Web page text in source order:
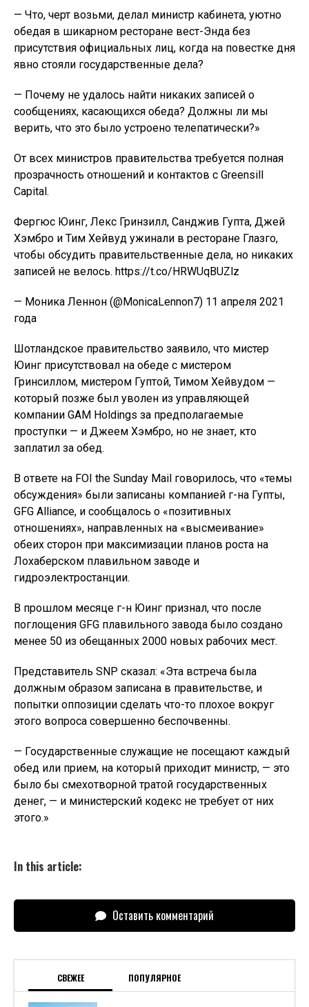
— Что, черт возьми, делал министр кабинета, уютно
обедая в шикарном ресторане вест-Энда без
присутствия официальных лиц, когда на повестке дня
явно стояли государственные дела?
— Почему не удалось найти никаких записей о
сообщениях, касающихся обеда? Должны ли мы
верить, что это было устроено телепатически?»
От всех министров правительства требуется полная
прозрачность отношений и контактов с Greensill
Capital.
Фергюс Юинг, Лекс Гринзилл, Санджив Гупта, Джей
Хэмбро и Тим Хейвуд ужинали в ресторане Глазго,
чтобы обсудить правительственные дела, но никаких
записей не велось. https://t.co/HRWUqBUZlz
— Моника Леннон (@MonicaLennon7) 11 апреля 2021
года
Шотландское правительство заявило, что мистер
Юинг присутствовал на обеде с мистером
Гринсиллом, мистером Гуптой, Тимом Хейвудом —
который позже был уволен из управляющей
компании GAM Holdings за предполагаемые
проступки — и Джеем Хэмбро, но не знает, кто
заплатил за обед.
В ответе на FOI the Sunday Mail говорилось, что «темы
обсуждения» были записаны компанией г-на Гупты,
GFG Alliance, и сообщалось о «позитивных
отношениях», направленных на «высмеивание»
обеих сторон при максимизации планов роста на
Лохаберском плавильном заводе и
гидроэлектростанции.
В прошлом месяце г-н Юинг признал, что после
поглощения GFG плавильного завода было создано
менее 50 из обещанных 2000 новых рабочих мест.
Представитель SNP сказал: «Эта встреча была
должным образом записана в правительстве, и
попытки оппозиции сделать что-то плохое вокруг
этого вопроса совершенно беспочвенны.
— Государственные служащие не посещают каждый
обед или прием, на который приходит министр, — это
было бы смехотворной тратой государственных
денег, — и министерский кодекс не требует от них
этого.»
In this article:
Оставить комментарий
СВЕЖЕЕ ПОПУЛЯРНОЕ